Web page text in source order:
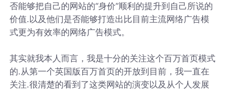
否能够把自己的网站的“身价”顺利的提升到自己所说的
价值.以及他们是否能够打造出比目前主流网络广告模
式更为有效率的网络广告模式。
其实就我本人而言，我是十分的关注这个百万首页模式
的.从第一个英国版百万首页的开放到目前，我一直在
关注.很清楚的看到了这类网站的演变以及从个人发展